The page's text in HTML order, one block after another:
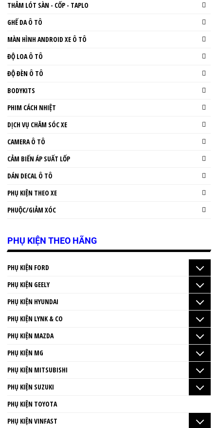
THẢM LÓT SÀN - CỐP - TAPLO
GHẾ DA Ô TÔ
MÀN HÌNH ANDROID XE Ô TÔ
ĐỘ LOA Ô TÔ
ĐỘ ĐÈN Ô TÔ
BODYKITS
PHIM CÁCH NHIỆT
DỊCH VỤ CHĂM SÓC XE
CAMERA Ô TÔ
CẢM BIẾN ÁP SUẤT LỐP
DÁN DECAL Ô TÔ
PHỤ KIỆN THEO XE
PHUỘC/GIẢM XÓC
PHỤ KIỆN THEO HÃNG
PHỤ KIỆN FORD
PHỤ KIỆN GEELY
PHỤ KIỆN HYUNDAI
PHỤ KIỆN LYNK & CO
PHỤ KIỆN MAZDA
PHỤ KIỆN MG
PHỤ KIỆN MITSUBISHI
PHỤ KIỆN SUZUKI
PHỤ KIỆN TOYOTA
PHỤ KIỆN VINFAST